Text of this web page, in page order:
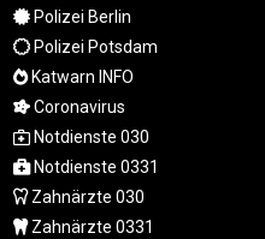
4157.293457
MOP 9.314584
MRU 46.338424
MUR 54.419742
MVR 17.862733
MWK
1998.775164
MXN 19.812061
MYR 4.728715
Polizei Berlin
Polizei Potsdam
Katwarn INFO
Coronavirus
Notdienste 030
Notdienste 0331
Zahnärzte 030
Zahnärzte 0331